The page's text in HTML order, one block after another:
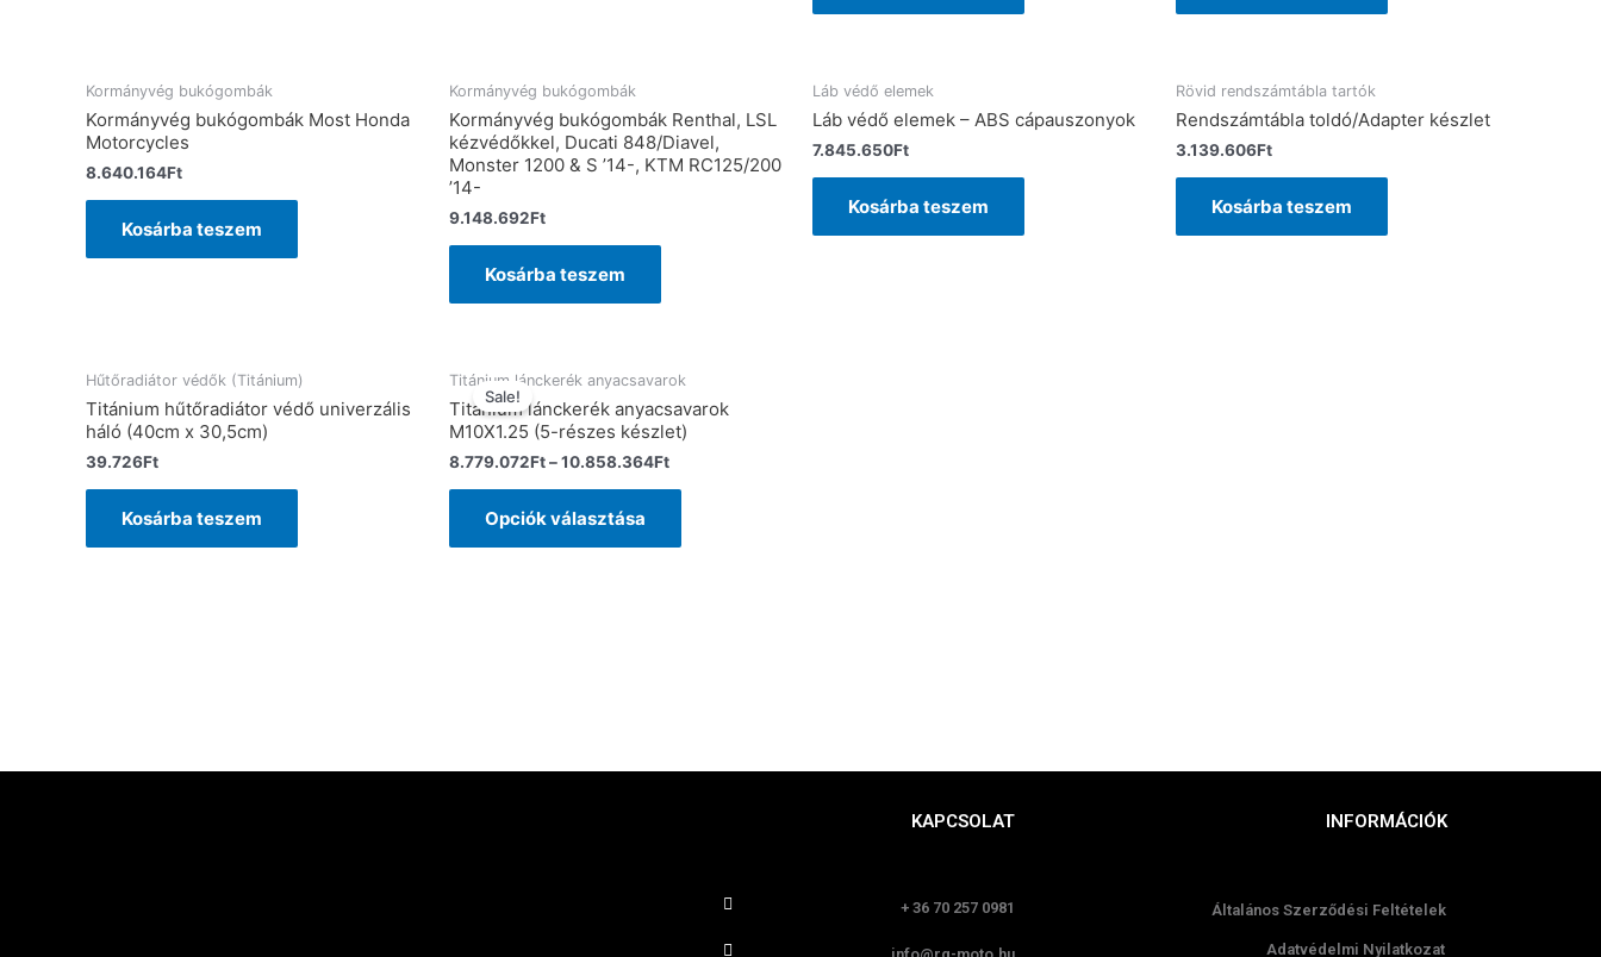
Kormányvég bukógombák
Kormányvég bukógombák Most Honda
Motorcycles
8.640.164Ft
Kosárba teszem
Kormányvég bukógombák
Kormányvég bukógombák Renthal, LSL
kézvédőkkel, Ducati 848/Diavel,
Monster 1200 & S ’14-, KTM RC125/200
’14-
9.148.692Ft
Kosárba teszem
Láb védő elemek
Láb védő elemek – ABS cápauszonyok
7.845.650Ft
Kosárba teszem
Rövid rendszámtábla tartók
Rendszámtábla toldó/Adapter készlet
3.139.606Ft
Kosárba teszem
Hűtőradiátor védők (Titánium)
Titánium hűtőradiátor védő univerzális
háló (40cm x 30,5cm)
39.726Ft
Kosárba teszem
Sale!
Titánium lánckerék anyacsavarok
Titánium lánckerék anyacsavarok
M10X1.25 (5-részes készlet)
8.779.072Ft–10.858.364Ft
Opciók választása
KAPCSOLAT
+ 36 70 257 0981
INFORMÁCIÓK
Általános Szerződési Feltételek
Adatvédelmi Nyilatkozat